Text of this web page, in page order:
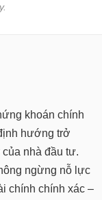
khoán chính
hướng trở
nhà đầu tư.
ngừng nỗ lực
chính chính xác –